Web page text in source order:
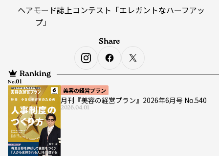
ヘアモード誌上コンテスト「エレガントなハーフアッ
プ」
Ranking
美容の経営プラン
月刊『美容の経営プラン』2026年6月号 No.540
2026.04.01
No.
Share